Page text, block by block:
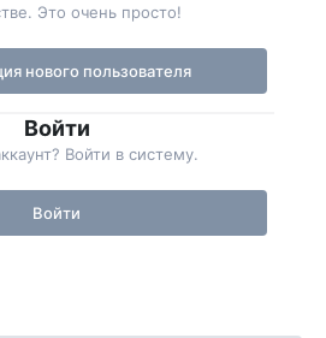
Это очень просто!
нового пользователя
Войти
Войти в систему.
Войти